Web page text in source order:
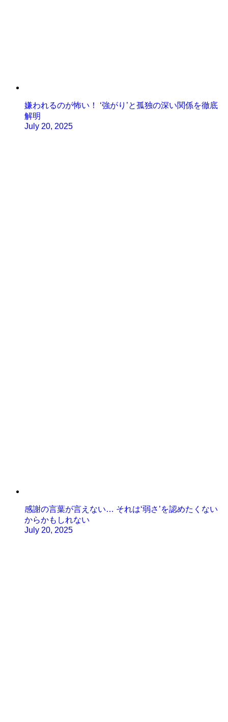
嫌われるのが怖い！ ‘強がり’と孤独の深い関係を徹底
解明
July 20, 2025
感謝の言葉が言えない… それは‘弱さ’を認めたくない
からかもしれない
July 20, 2025